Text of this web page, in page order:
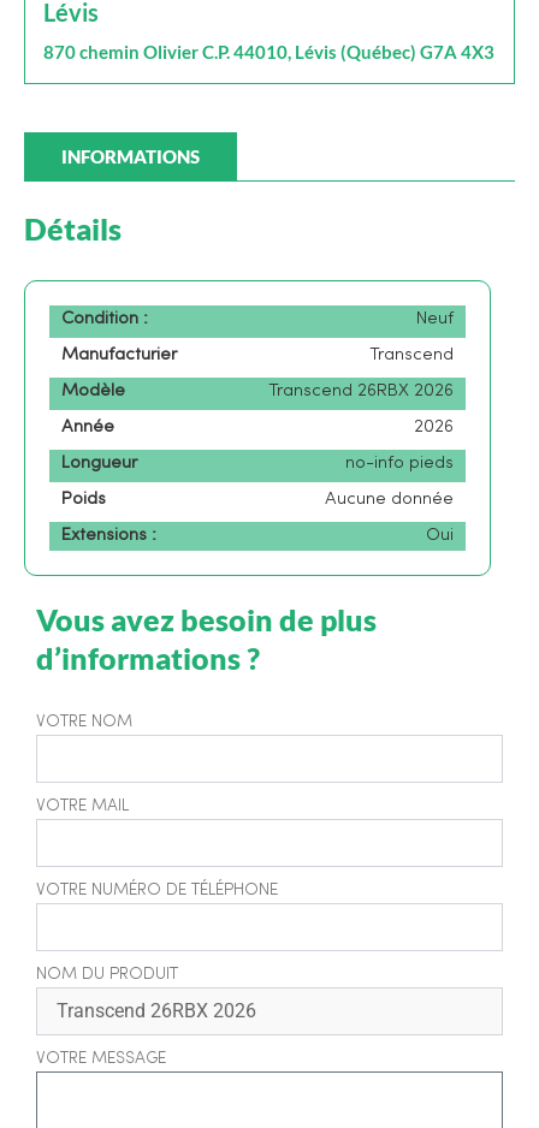
Lévis
870 chemin Olivier C.P. 44010, Lévis (Québec) G7A 4X3
INFORMATIONS
Détails
Condition :
Neuf
Manufacturier
Transcend
Modèle
Transcend 26RBX 2026
Année
2026
Longueur
no-info pieds
Poids
Aucune donnée
Extensions :
Oui
Vous avez besoin de plus
d’informations ?
VOTRE NOM
VOTRE MAIL
VOTRE NUMÉRO DE TÉLÉPHONE
NOM DU PRODUIT
VOTRE MESSAGE